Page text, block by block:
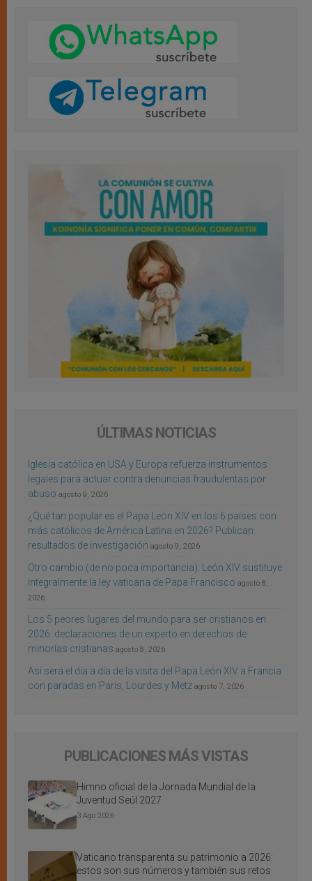
ÚLTIMAS NOTICIAS
Iglesia católica en USA y Europa refuerza instrumentos
legales para actuar contra denuncias fraudulentas por
abuso agosto 9, 2026
¿Qué tan popular es el Papa León XIV en los 6 países con
más católicos de América Latina en 2026? Publican
resultados de investigación agosto 9, 2026
Otro cambio (de no poca importancia): León XIV sustituye
integralmente la ley vaticana de Papa Francisco agosto 8,
2026
Los 5 peores lugares del mundo para ser cristianos en
2026: declaraciones de un experto en derechos de
minorías cristianas agosto 8, 2026
Así será el día a día de la visita del Papa León XIV a Francia
con paradas en París, Lourdes y Metz agosto 7, 2026
PUBLICACIONES MÁS VISTAS
Himno oficial de la Jornada Mundial de la
Juventud Seúl 2027
3 Ago 2026
Vaticano transparenta su patrimonio a 2026:
estos son sus números y también sus retos